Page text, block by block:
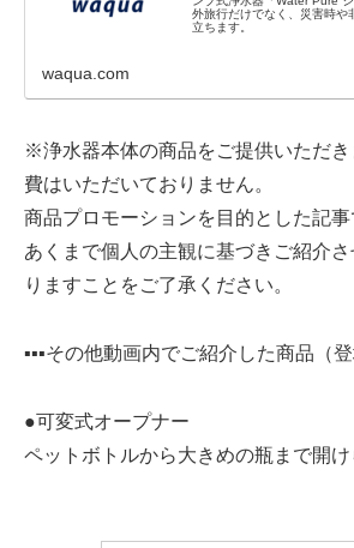
外旅行だけでなく、災害時や
立ちます。
waqua.com
※浄水器本体の商品をご提供いただ
費はいただいておりません。
商品プロモーションを目的とした記事
あくまで個人の主観に基づきご紹介
りますことをご了承ください。
▪︎▪︎▪︎その他動画内でご紹介した商品（登
●可変式オープナー
ペットボトルから大きめの瓶まで開け